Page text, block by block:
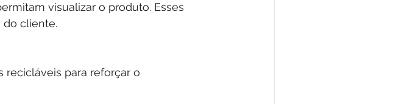
visualizar o produto. Esses
do cliente.
recicláveis para reforçar o